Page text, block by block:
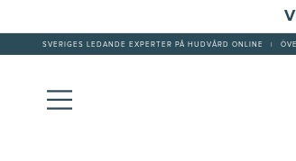
SVERIGES LEDANDE EXPERTER PÅ HUDVÅRD ONLINE